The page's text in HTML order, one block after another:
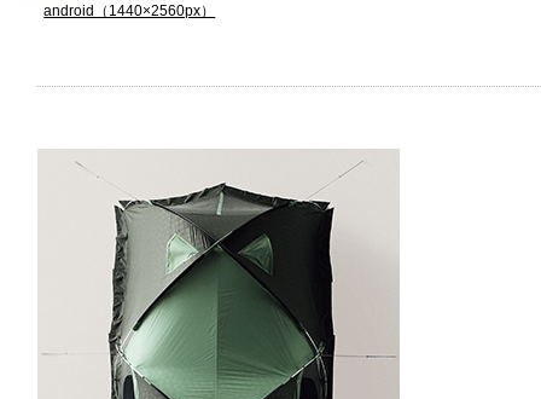
android（1440×2560px）